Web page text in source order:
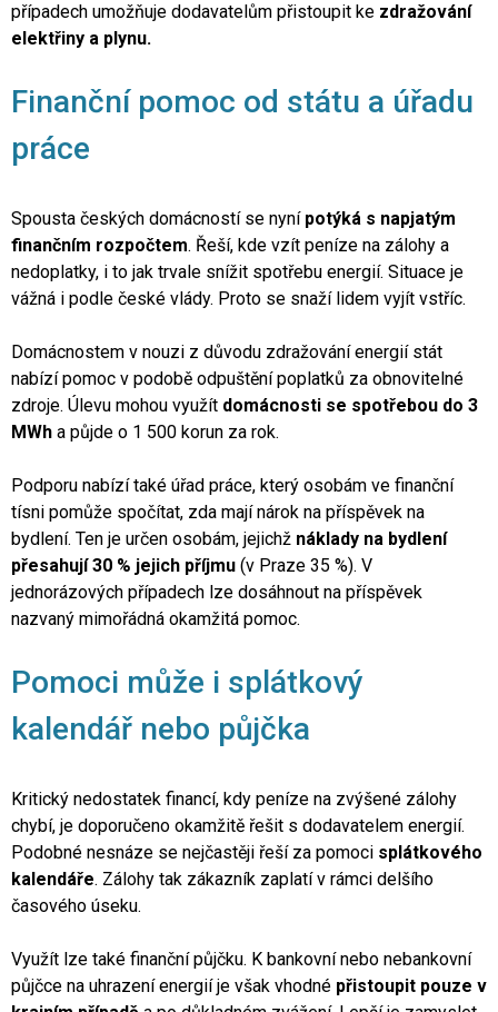
případech umožňuje dodavatelům přistoupit ke zdražování
elektřiny a plynu.
Finanční pomoc od státu a úřadu
práce
Spousta českých domácností se nyní potýká s napjatým
finančním rozpočtem. Řeší, kde vzít peníze na zálohy a
nedoplatky, i to jak trvale snížit spotřebu energií. Situace je
vážná i podle české vlády. Proto se snaží lidem vyjít vstříc.
Domácnostem v nouzi z důvodu zdražování energií stát
nabízí pomoc v podobě odpuštění poplatků za obnovitelné
zdroje. Úlevu mohou využít domácnosti se spotřebou do 3
MWh a půjde o 1 500 korun za rok.
Podporu nabízí také úřad práce, který osobám ve finanční
tísni pomůže spočítat, zda mají nárok na příspěvek na
bydlení. Ten je určen osobám, jejichž náklady na bydlení
přesahují 30 % jejich příjmu (v Praze 35 %). V
jednorázových případech lze dosáhnout na příspěvek
nazvaný mimořádná okamžitá pomoc.
Pomoci může i splátkový
kalendář nebo půjčka
Kritický nedostatek financí, kdy peníze na zvýšené zálohy
chybí, je doporučeno okamžitě řešit s dodavatelem energií.
Podobné nesnáze se nejčastěji řeší za pomoci splátkového
kalendáře. Zálohy tak zákazník zaplatí v rámci delšího
časového úseku.
Využít lze také finanční půjčku. K bankovní nebo nebankovní
půjčce na uhrazení energií je však vhodné přistoupit pouze v